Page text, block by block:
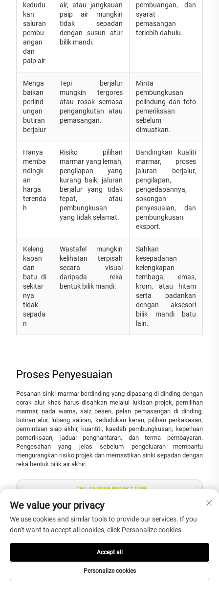
kedudu
kan
saluran
pembu
angan
dan
paip air
air, atau jangkauan
paip air mungkin
tidak sepadan
dengan susun atur
bilik mandi.
pembuangan, dan
syarat
pemasangan
terlebih dahulu.
Menga
baikan
perlind
ungan
butiran
berjalur
Tepi berjalur
mungkin tergores
atau rosak semasa
pengangkutan atau
pemasangan.
Minta
pembungkusan
pelindung dan foto
pemeriksaan
sebelum
dimuatkan.
Hanya
memba
ndingk
an
harga
terenda
h
Risiko pilihan
marmar yang lemah,
pengilapan yang
kurang baik, jaluran
berjalur yang tidak
tepat, atau
pembungkusan
yang tidak selamat.
Bandingkan kualiti
marmar, proses
jaluran berjalur,
pengilapan,
pengedapannya,
sokongan
penyesuaian, dan
pembungkusan
eksport.
Keleng
kapan
dan
batu di
sekitar
nya
tidak
sepada
n
Wastafel mungkin
kelihatan terpisah
secara visual
daripada reka
bentuk bilik mandi.
Sahkan
kesepadanan
kelengkapan
tembaga, emas,
krom, atau hitam
serta padankan
dengan aksesori
bilik mandi batu
lain.
Proses Penyesuaian
Pesanan sinki marmar berdinding yang dipasang di dinding dengan
corak alur khas harus disahkan melalui lukisan projek, pemilihan
marmar, nada warna, saiz besen, pelan pemasangan di dinding,
butiran alur, lubang saliran, kedudukan keran, pilihan perkakasan,
permintaan siap akhir, kuantiti, kaedah pembungkusan, keperluan
pemeriksaan, jadual penghantaran, dan terma pembayaran.
Pengesahan yang jelas sebelum pengeluaran membantu
mengurangkan risiko projek dan memastikan sinki sepadan dengan
reka bentuk bilik air akhir.
We value your privacy
We use cookies and similar tools to provide our services. If you
don't want to accept all cookies, click Personalize cookies.
Personalize cookies
Accept all